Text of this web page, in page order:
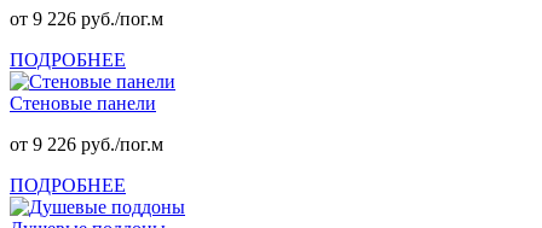
от 9 226 руб./пог.м
ПОДРОБНЕЕ
Стеновые панели
от 9 226 руб./пог.м
ПОДРОБНЕЕ